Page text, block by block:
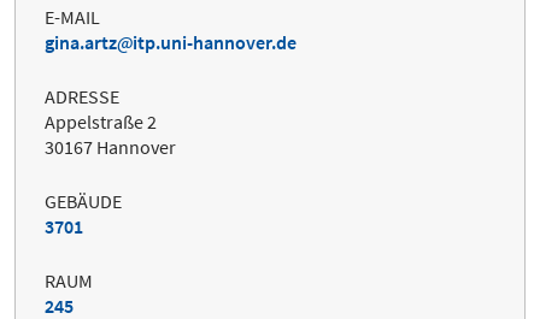
E-MAIL
gina.artz
itp.uni-hannover.de
ADRESSE
Appelstraße 2
30167 Hannover
GEBÄUDE
3701
RAUM
245